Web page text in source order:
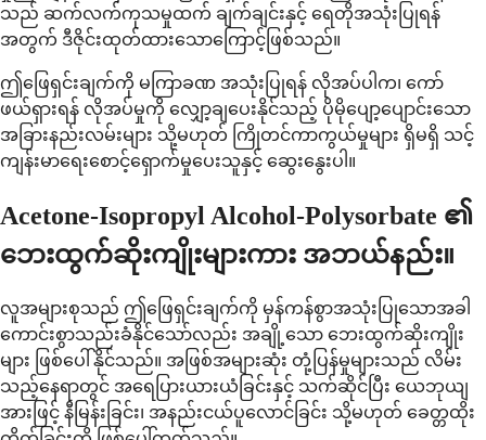
သည် ဆက်လက်ကုသမှုထက် ချက်ချင်းနှင့် ရေတိုအသုံးပြုရန်
အတွက် ဒီဇိုင်းထုတ်ထားသောကြောင့်ဖြစ်သည်။
ဤဖြေရှင်းချက်ကို မကြာခဏ အသုံးပြုရန် လိုအပ်ပါက၊ ကော်
ဖယ်ရှားရန် လိုအပ်မှုကို လျှော့ချပေးနိုင်သည့် ပိုမိုပျော့ပျောင်းသော
အခြားနည်းလမ်းများ သို့မဟုတ် ကြိုတင်ကာကွယ်မှုများ ရှိမရှိ သင့်
ကျန်းမာရေးစောင့်ရှောက်မှုပေးသူနှင့် ဆွေးနွေးပါ။
Acetone-Isopropyl Alcohol-Polysorbate ၏
ဘေးထွက်ဆိုးကျိုးများကား အဘယ်နည်း။
လူအများစုသည် ဤဖြေရှင်းချက်ကို မှန်ကန်စွာအသုံးပြုသောအခါ
ကောင်းစွာသည်းခံနိုင်သော်လည်း အချို့သော ဘေးထွက်ဆိုးကျိုး
များ ဖြစ်ပေါ်နိုင်သည်။ အဖြစ်အများဆုံး တုံ့ပြန်မှုများသည် လိမ်း
သည့်နေရာတွင် အရေပြားယားယံခြင်းနှင့် သက်ဆိုင်ပြီး ယေဘုယျ
အားဖြင့် နီမြန်းခြင်း၊ အနည်းငယ်ပူလောင်ခြင်း သို့မဟုတ် ခေတ္တထိုး